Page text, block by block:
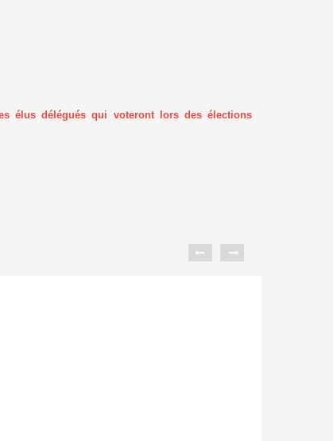
élus délégués qui voteront lors des élections